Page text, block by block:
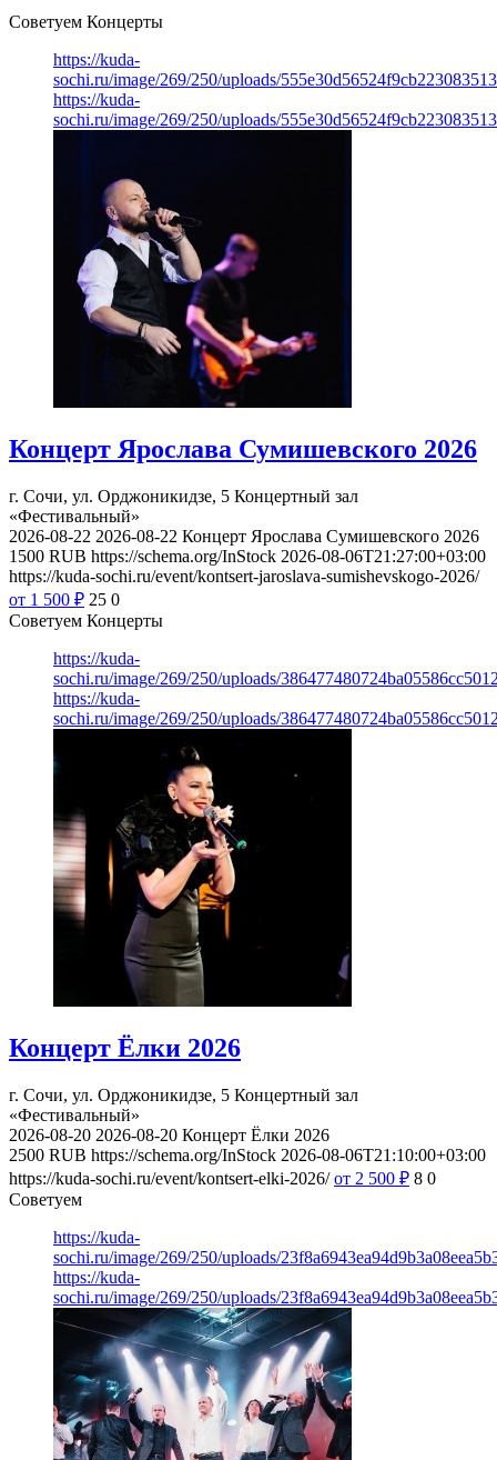
Советуем Концерты
https://kuda-
sochi.ru/image/269/250/uploads/
https://kuda-
sochi.ru/image/269/250/uploads/
Концерт Ярослава Сумишевского 2026
г. Сочи, ул. Орджоникидзе, 5 Концертный зал
«Фестивальный»
2026-08-22 2026-08-22 Концерт Ярослава Сумишевского 2026
1500 RUB https://schema.org/InStock 2026-08-06T21:27:00+03:00
https://kuda-sochi.ru/event/kontsert-jaroslava-sumishevskogo-2026/
от 1 500 ₽ 25 0
Советуем Концерты
https://kuda-
sochi.ru/image/269/250/uploads/
https://kuda-
sochi.ru/image/269/250/uploads/
Концерт Ёлки 2026
г. Сочи, ул. Орджоникидзе, 5 Концертный зал
«Фестивальный»
2026-08-20 2026-08-20 Концерт Ёлки 2026
2500 RUB https://schema.org/InStock 2026-08-06T21:10:00+03:00
https://kuda-sochi.ru/event/kontsert-elki-2026/ от 2 500 ₽ 8 0
Советуем
https://kuda-
sochi.ru/image/269/250/uploads/
https://kuda-
sochi.ru/image/269/250/uploads/